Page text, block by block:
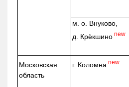
м. о. Внуково,
д. Крёкшино new
Московская
область
г. Коломна new